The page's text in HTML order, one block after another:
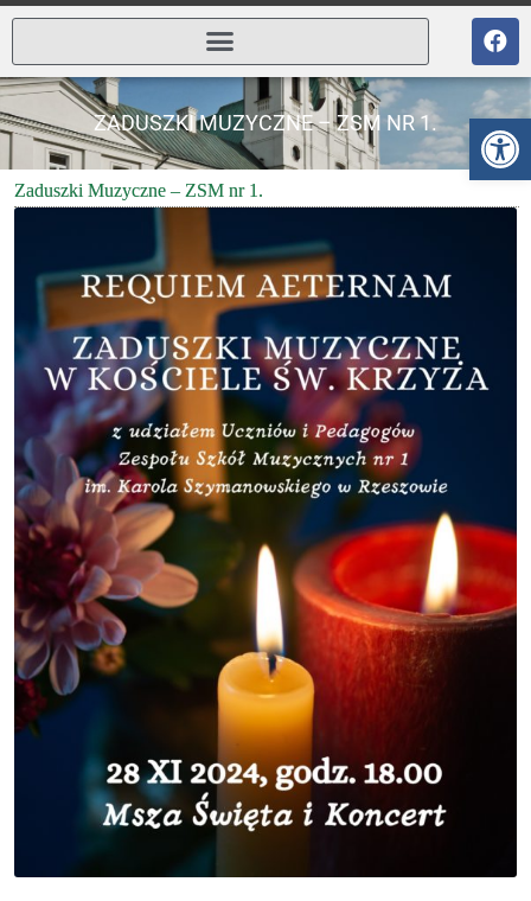
ZADUSZKI MUZYCZNE – ZSM NR 1.
Zaduszki Muzyczne – ZSM nr 1.